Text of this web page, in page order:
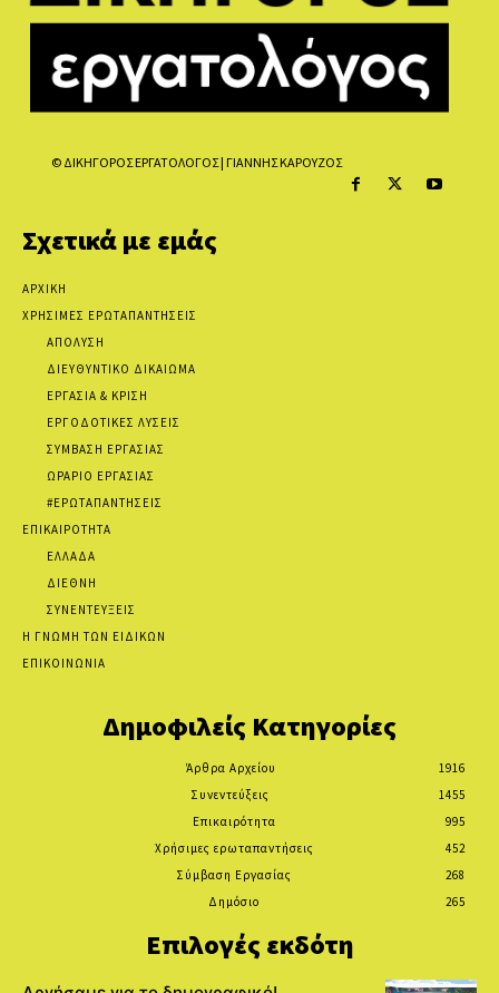
© ΔΙΚΗΓΟΡΟΣ ΕΡΓΑΤΟΛΟΓΟΣ | ΓΙΑΝΝΗΣ ΚΑΡΟΥΖΟΣ
Σχετικά με εμάς
ΑΡΧΙΚΗ
ΧΡΗΣΙΜΕΣ ΕΡΩΤΑΠΑΝΤΗΣΕΙΣ
ΑΠΟΛΥΣΗ
ΔΙΕΥΘΥΝΤΙΚΟ ΔΙΚΑΙΩΜΑ
ΕΡΓΑΣΙΑ & ΚΡΙΣΗ
ΕΡΓΟΔΟΤΙΚΕΣ ΛΥΣΕΙΣ
ΣΥΜΒΑΣΗ ΕΡΓΑΣΙΑΣ
ΩΡΑΡΙΟ ΕΡΓΑΣΙΑΣ
#ΕΡΩΤΑΠΑΝΤΗΣΕΙΣ
ΕΠΙΚΑΙΡΟΤΗΤΑ
ΕΛΛΑΔΑ
ΔΙΕΘΝΗ
ΣΥΝΕΝΤΕΥΞΕΙΣ
Η ΓΝΩΜΗ ΤΩΝ ΕΙΔΙΚΩΝ
ΕΠΙΚΟΙΝΩΝΙΑ
Δημοφιλείς Κατηγορίες
Άρθρα Αρχείου
1916
Συνεντεύξεις
1455
Επικαιρότητα
995
Χρήσιμες ερωταπαντήσεις
452
Σύμβαση Εργασίας
268
Δημόσιο
265
Επιλογές εκδότη